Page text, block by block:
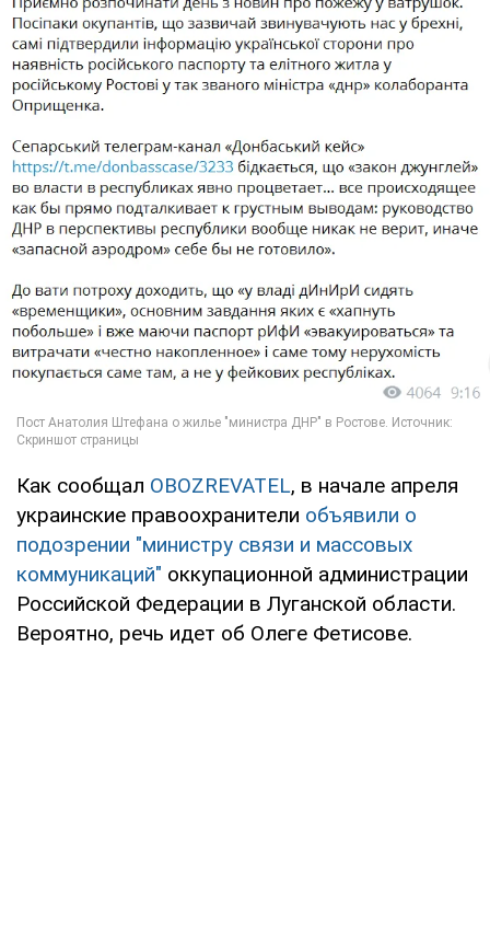
Как сообщал OBOZREVATEL, в начале апреля
украинские правоохранители объявили о
подозрении "министру связи и массовых
коммуникаций" оккупационной администрации
Российской Федерации в Луганской области.
Вероятно, речь идет об Олеге Фетисове.